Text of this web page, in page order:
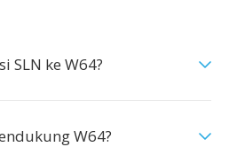
SLN ke W64?
W64?